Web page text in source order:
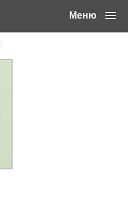
Меню